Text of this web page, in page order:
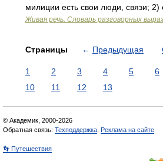
милиции есть свои люди, связи;
Живая речь. Словарь разговорных
Страницы ← Предыдущая
1 2 3 4 5 6
10
11 12 13
© Академик, 2000-2026
Обратная связь: Техподдержка Реклама на сайте
👣 Путешествия